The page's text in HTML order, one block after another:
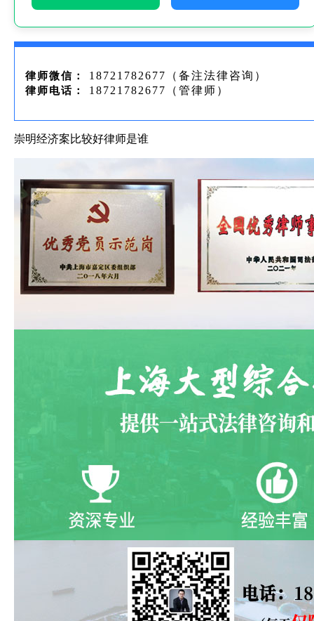
律师微信： 18721782677（备注法律咨询）
律师电话： 18721782677（管律师）
崇明经济案比较好律师是谁